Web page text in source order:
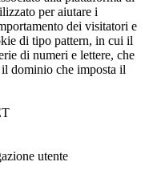
per aiutare i
dei visitatori e
di tipo pattern, in cui il
di numeri e lettere, che
dominio che imposta il
utente